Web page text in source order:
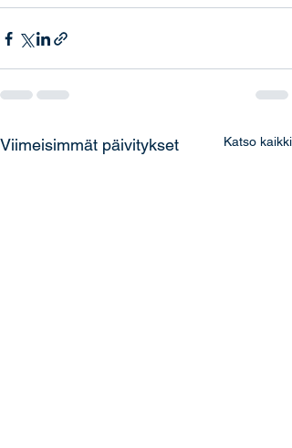
Viimeisimmät päivitykset Katso kaikki